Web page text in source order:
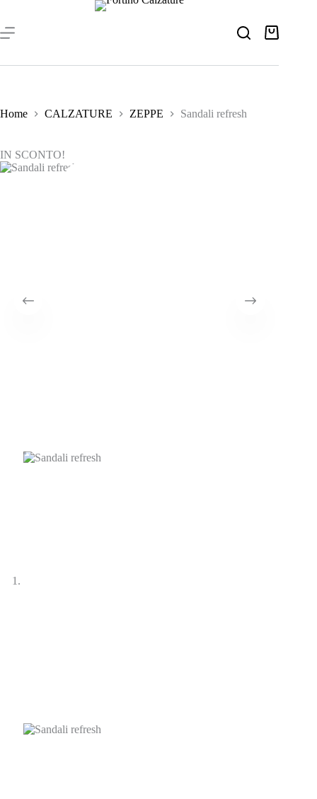
contenuto
Carrello
Home CALZATURE ZEPPE Sandali refresh
IN SCONTO!